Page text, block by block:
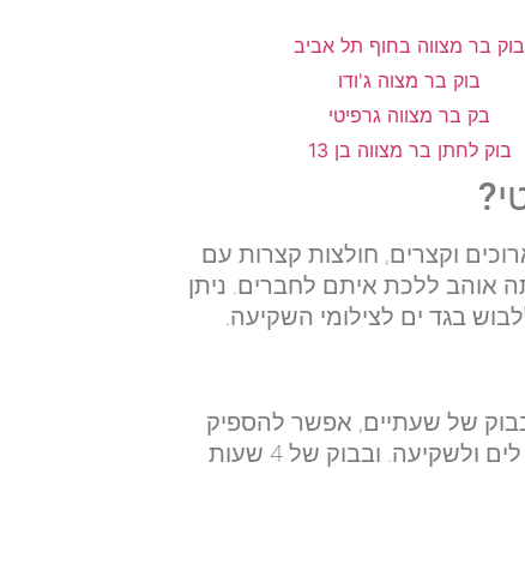
וקצרים, חולצות קצרות עם
אוהב ללכת איתם לחברים. ניתן
בגד ים לצילומי השקיעה.
של שעתיים, אפשר להספיק
צילומים במתחם התחנה ובקירות גרפיטי. בבוק של שלוש שעות, אפשר להספיק להגיע גם לים ולשקיעה. ובבוק של 4 שעות